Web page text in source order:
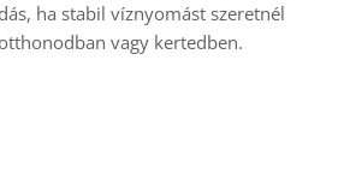
ha stabil víznyomást szeretnél
vagy kertedben.